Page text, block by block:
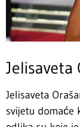
Jelisaveta
Jelisaveta
svijetu domaće